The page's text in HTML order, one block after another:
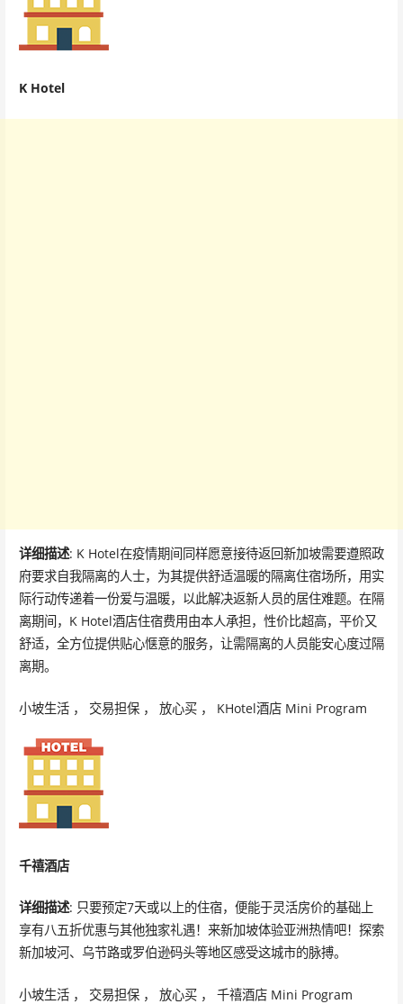
K Hotel
详细描述: K Hotel在疫情期间同样愿意接待返回新加坡需要遵照政
府要求自我隔离的人士，为其提供舒适温暖的隔离住宿场所，用实
际行动传递着一份爱与温暖，以此解决返新人员的居住难题。在隔
离期间，K Hotel酒店住宿费用由本人承担，性价比超高，平价又
舒适，全方位提供贴心惬意的服务，让需隔离的人员能安心度过隔
离期。
小坡生活 ， 交易担保 ， 放心买 ， KHotel酒店 Mini Program
千禧酒店
详细描述: 只要预定7天或以上的住宿，便能于灵活房价的基础上
享有八五折优惠与其他独家礼遇！来新加坡体验亚洲热情吧！探索
新加坡河、乌节路或罗伯逊码头等地区感受这城市的脉搏。
小坡生活 ， 交易担保 ， 放心买 ， 千禧酒店 Mini Program